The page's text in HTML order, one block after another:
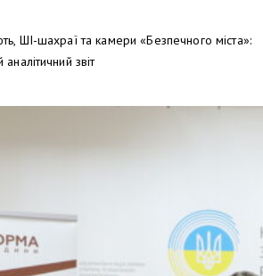
ШІ-шахраї та камери «Безпечного міста»:
звіт